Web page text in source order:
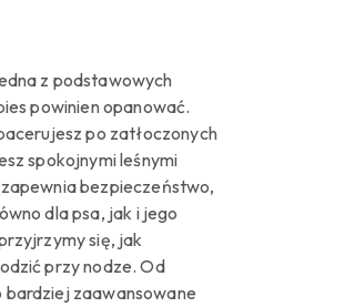
z podstawowych
powinien opanować.
po zatłoczonych
spokojnymi leśnymi
bezpieczeństwo,
dla psa, jak i jego
się, jak
przy nodze. Od
zaawansowane